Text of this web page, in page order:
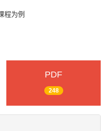
程为例
PDF
248